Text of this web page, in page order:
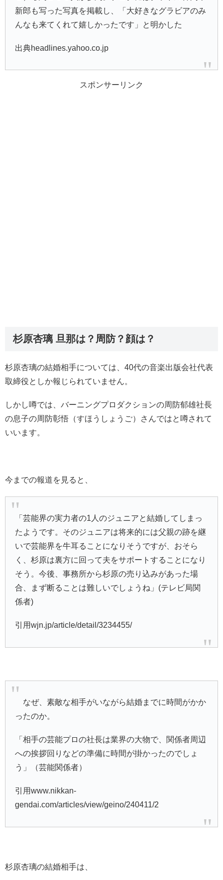
新郎も写った写真を掲載し、「大好きなグラビアのみ
んなも来てくれて嬉しかったです」と明かした
出典headlines.yahoo.co.jp
スポンサーリンク
杉原杏璃 旦那は？周防？顔は？
杉原杏璃の結婚相手については、40代の音楽出版会社代表
取締役としか報じられていません。
しかし噂では、バーニングプロダクションの周防郁雄社長
の息子の周防彰悟（すほうしょうご）さんではと噂されて
いいます。
今までの報道を見ると、
「芸能界の実力者の1人のジュニアと結婚してしまっ
たようです。そのジュニアは将来的には父親の跡を継
いで芸能界を牛耳ることになりそうですが、おそら
く、杉原は裏方に回って夫をサポートすることになり
そう。今後、事務所から杉原の売り込みがあった場
合、まず断ることは難しいでしょうね」(テレビ局関
係者)
引用wjn.jp/article/detail/3234455/
なぜ、素敵な相手がいながら結婚までに時間がかか
ったのか。
「相手の芸能プロの社長は業界の大物で、関係者周辺
への挨拶回りなどの準備に時間が掛かったのでしょ
う」（芸能関係者）
引用www.nikkan-
gendai.com/articles/view/geino/240411/2
杉原杏璃の結婚相手は、